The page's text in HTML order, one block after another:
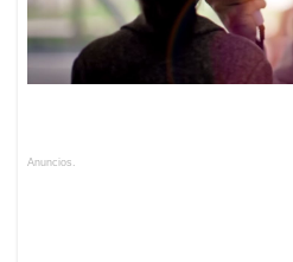
Anuncios.